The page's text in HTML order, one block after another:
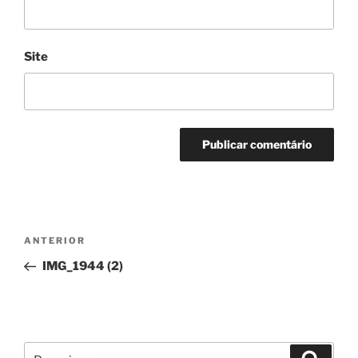
Site
Navegação
artigos
Conteúdo
anterior
ANTERIOR
IMG_1944 (2)